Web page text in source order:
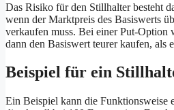
Das Risiko für den Stillhalter besteht
wenn der Marktpreis des Basiswerts
verkaufen muss. Bei einer Put-Option
dann den Basiswert teurer kaufen, als
Beispiel für ein
Ein Beispiel kann die Funktionsweise